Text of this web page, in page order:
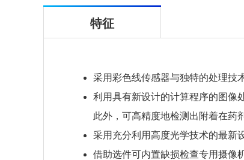
特征
采用彩色线传感器与独特的处理技
利用具有新设计的计算程序的图像
此外，可高精度地检测出附着在药
采用充分利用高度光学技术的最新
借助选件可内置缺损检查专用摄像